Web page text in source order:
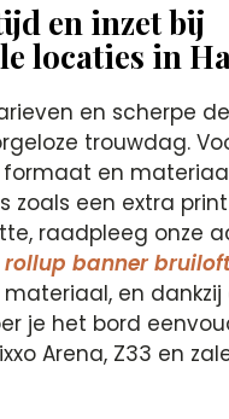
en inzet bij
locaties in
en scherpe
trouwdag.
formaat en
zoals een extra
raadpleeg onze
rollup banner
materiaal, en dankzij
je het bord
Arena, Z33 en